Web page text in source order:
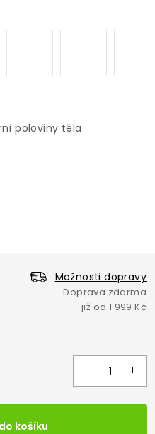
poloviny těla
Možnosti dopravy
košíku